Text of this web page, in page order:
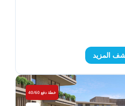
المزيد
خطة دفع 40/60